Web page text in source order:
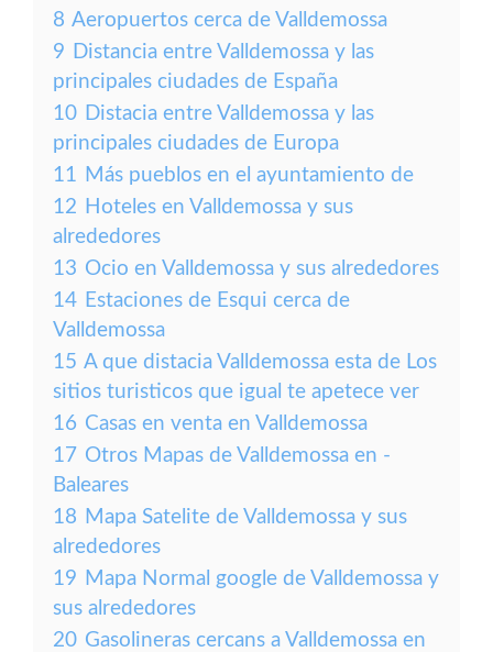
8 Aeropuertos cerca de Valldemossa
9 Distancia entre Valldemossa y las
principales ciudades de España
10 Distacia entre Valldemossa y las
principales ciudades de Europa
11 Más pueblos en el ayuntamiento de
12 Hoteles en Valldemossa y sus
alrededores
13 Ocio en Valldemossa y sus alrededores
14 Estaciones de Esqui cerca de
Valldemossa
15 A que distacia Valldemossa esta de Los
sitios turisticos que igual te apetece ver
16 Casas en venta en Valldemossa
17 Otros Mapas de Valldemossa en -
Baleares
18 Mapa Satelite de Valldemossa y sus
alrededores
19 Mapa Normal google de Valldemossa y
sus alrededores
20 Gasolineras cercans a Valldemossa en